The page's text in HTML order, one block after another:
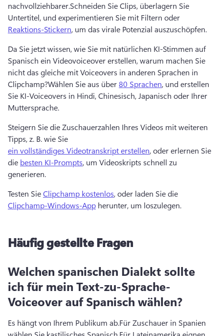
nachvollziehbarer.Schneiden Sie Clips, überlagern Sie
Untertitel, und experimentieren Sie mit Filtern oder
Reaktions-Stickern, um das virale Potenzial auszuschöpfen.
Da Sie jetzt wissen, wie Sie mit natürlichen KI-Stimmen auf
Spanisch ein Videovoiceover erstellen, warum machen Sie
nicht das gleiche mit Voiceovers in anderen Sprachen in
Clipchamp?Wählen Sie aus über 80 Sprachen, und erstellen
Sie KI-Voiceovers in Hindi, Chinesisch, Japanisch oder Ihrer
Muttersprache.
Steigern Sie die Zuschauerzahlen Ihres Videos mit weiteren
Tipps, z. B. wie Sie
ein vollständiges Videotranskript erstellen, oder erlernen Sie
die besten KI-Prompts, um Videoskripts schnell zu
generieren.
Testen Sie Clipchamp kostenlos, oder laden Sie die
Clipchamp-Windows-App herunter, um loszulegen.
Häufig gestellte Fragen
Welchen spanischen Dialekt sollte
ich für mein Text-zu-Sprache-
Voiceover auf Spanisch wählen?
Es hängt von Ihrem Publikum ab.Für Zuschauer in Spanien